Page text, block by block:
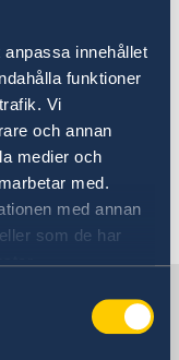
innehållet
funktioner
Vi
och annan
medier och
med.
med annan
som de har
förhållanden
Sverige.
.